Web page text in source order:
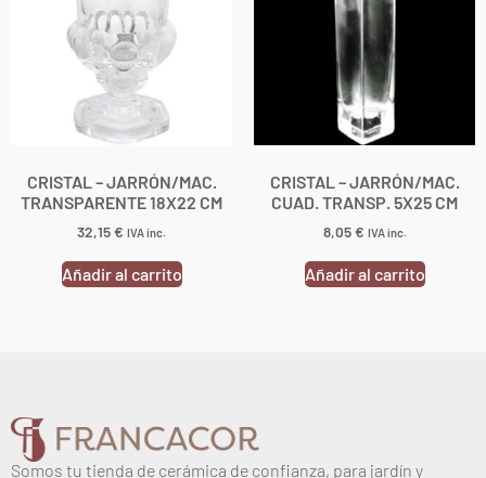
CRISTAL – JARRÓN/MAC.
TRANSPARENTE 18X22 CM
32,15€ IVA inc.
Añadir al carrito
CRISTAL – JARRÓN/MAC.
CUAD. TRANSP. 5X25 CM
8,05€ IVA inc.
Añadir al carrito
Somos tu tienda de cerámica de confianza, para jardín y